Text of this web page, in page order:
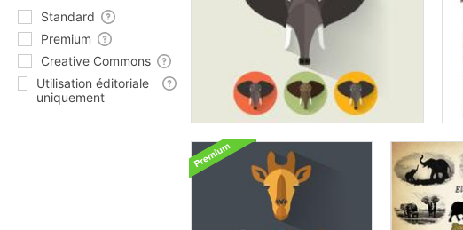
Standard
Premium
Creative Commons
Utilisation éditoriale
uniquement